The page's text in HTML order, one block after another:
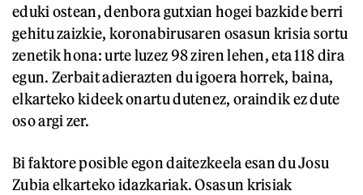
eduki ostean, denbora gutxian hogei bazkide berri
gehitu zaizkie, koronabirusaren osasun krisia sortu
zenetik hona: urte luzez 98 ziren lehen, eta 118 dira
egun. Zerbait adierazten du igoera horrek, baina,
elkarteko kideek onartu dutenez, oraindik ez dute
oso argi zer.
Bi faktore posible egon daitezkeela esan du Josu
Zubia elkarteko idazkariak. Osasun krisiak